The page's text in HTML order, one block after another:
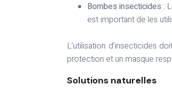
Bombes insecticides :
est important de les
L’utilisation d’insecticides
protection et un masque
Solutions naturelles